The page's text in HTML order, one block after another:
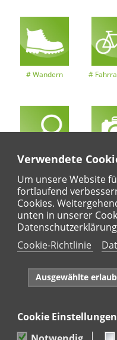
Verwendete
Um unsere Website
fortlaufend
Cookies.
unten in unserer
Cookie-Richtlinie
Ausgewählte
Cookie
Wandern
Entdeckertouren
Regional
Naturpark Rhein-
56564